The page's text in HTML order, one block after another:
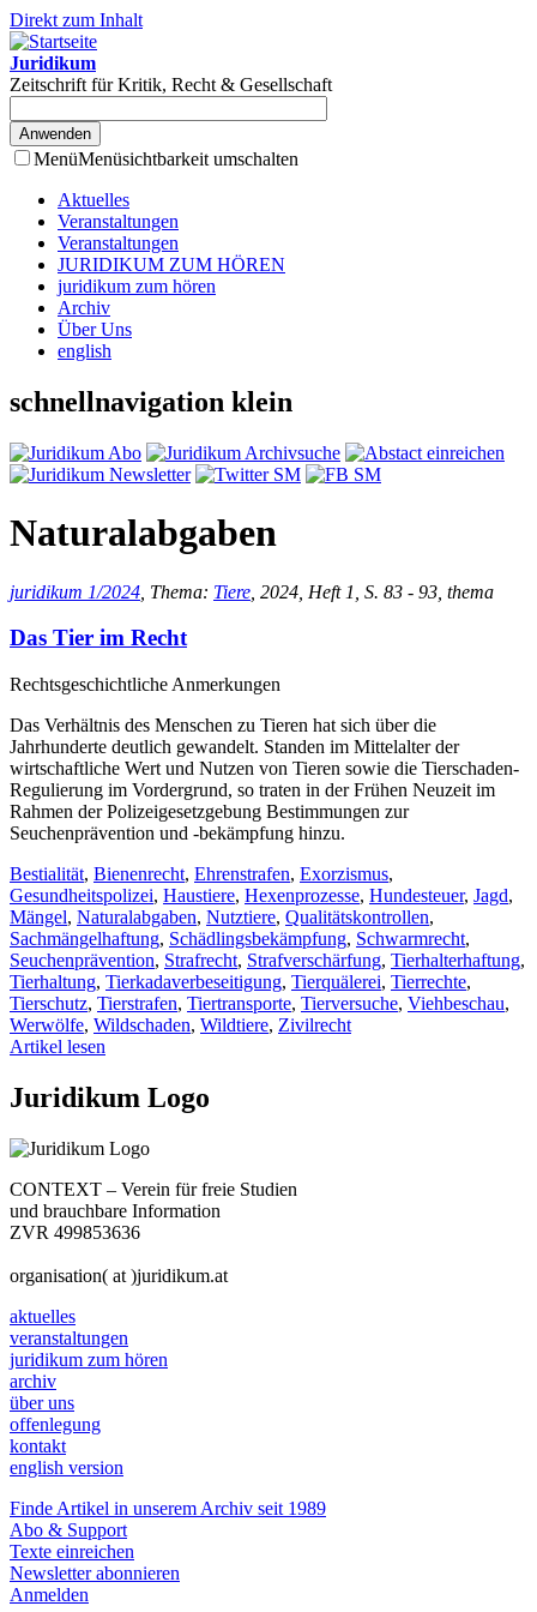
Direkt zum Inhalt
Juridikum
Zeitschrift für Kritik, Recht & Gesellschaft
MenüMenüsichtbarkeit umschalten
Aktuelles
Veranstaltungen
Veranstaltungen
JURIDIKUM ZUM HÖREN
juridikum zum hören
Archiv
Über Uns
english
schnellnavigation klein
Naturalabgaben
juridikum 1/2024 , Thema: Tiere , 2024, Heft 1, S. 83 - 93, thema
Das Tier im Recht
Rechtsgeschichtliche Anmerkungen
Das Verhältnis des Menschen zu Tieren hat sich über die
Jahrhunderte deutlich gewandelt. Standen im Mittelalter der
wirtschaftliche Wert und Nutzen von Tieren sowie die Tierschaden-
Regulierung im Vordergrund, so traten in der Frühen Neuzeit im
Rahmen der Polizeigesetzgebung Bestimmungen zur
Seuchenprävention und -bekämpfung hinzu.
Bestialität, Bienenrecht, Ehrenstrafen, Exorzismus,
Gesundheitspolizei, Haustiere, Hexenprozesse, Hundesteuer, Jagd,
Mängel, Naturalabgaben, Nutztiere, Qualitätskontrollen,
Sachmängelhaftung, Schädlingsbekämpfung, Schwarmrecht,
Seuchenprävention, Strafrecht, Strafverschärfung, Tierhalterhaftung,
Tierhaltung, Tierkadaverbeseitigung, Tierquälerei, Tierrechte,
Tierschutz, Tierstrafen, Tiertransporte, Tierversuche, Viehbeschau,
Werwölfe, Wildschaden, Wildtiere, Zivilrecht
Artikel lesen
Juridikum Logo
CONTEXT – Verein für freie Studien
und brauchbare Information
ZVR 499853636
organisation( at )juridikum.at
aktuelles
veranstaltungen
juridikum zum hören
archiv
über uns
offenlegung
kontakt
english version
Finde Artikel in unserem Archiv seit 1989
Abo & Support
Texte einreichen
Newsletter abonnieren
Anmelden